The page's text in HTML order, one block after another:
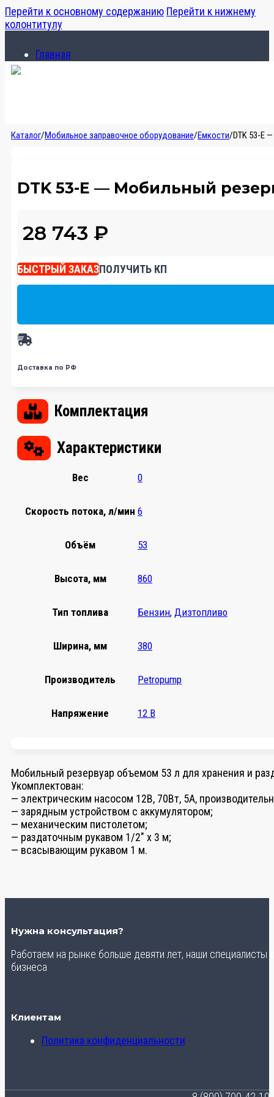
Перейти к основному содержанию Перейти к нижнему
колонтитулу
Главная
Каталог
Каталог/Мобильное заправочное оборудование/Емкости/DTK 53-E
DTK 53-E — Мобильный
28 743 ₽
БЫСТРЫЙ ЗАКАЗПОЛУЧИТЬ КП
Доставка по РФ
Комплектация
Характеристики
Вес 0
Скорость потока, л/мин 6
Объём 53
Высота, мм 860
Тип топлива Бензин, Дизтопливо
Ширина, мм 380
Производитель Petropump
Напряжение 12 В
Мобильный резервуар объемом 53 л для хранения и
Укомплектован:
— электрическим насосом 12В, 70Вт, 5А,
— зарядным устройством с аккумулятором;
— механическим пистолетом;
— раздаточным рукавом 1/2″ x 3 м;
— всасывающим рукавом 1 м.
Нужна консультация?
Работаем на рынке больше девяти лет, наши
бизнеса
Клиентам
Политика конфиденциальности